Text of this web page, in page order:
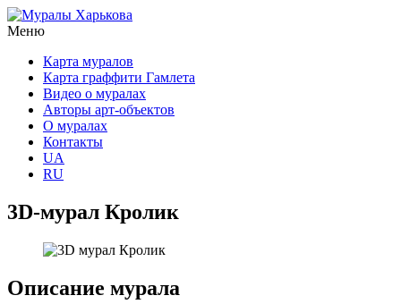
Меню
Карта муралов
Карта граффити Гамлета
Видео о муралах
Авторы арт-объектов
О муралах
Контакты
UA
RU
3D-мурал Кролик
Описание мурала